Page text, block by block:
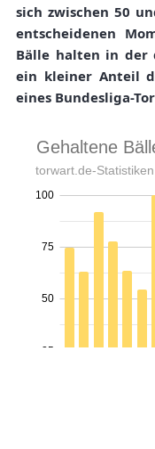
sich zwischen 50
entscheidenen
Bälle halten in der
ein kleiner Anteil
eines Bundesliga-